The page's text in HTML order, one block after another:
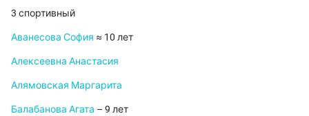
3 спортивный
Аванесова София ≈ 10 лет
Алексеевна Анастасия
Алямовская Маргарита
Балабанова Агата – 9 лет